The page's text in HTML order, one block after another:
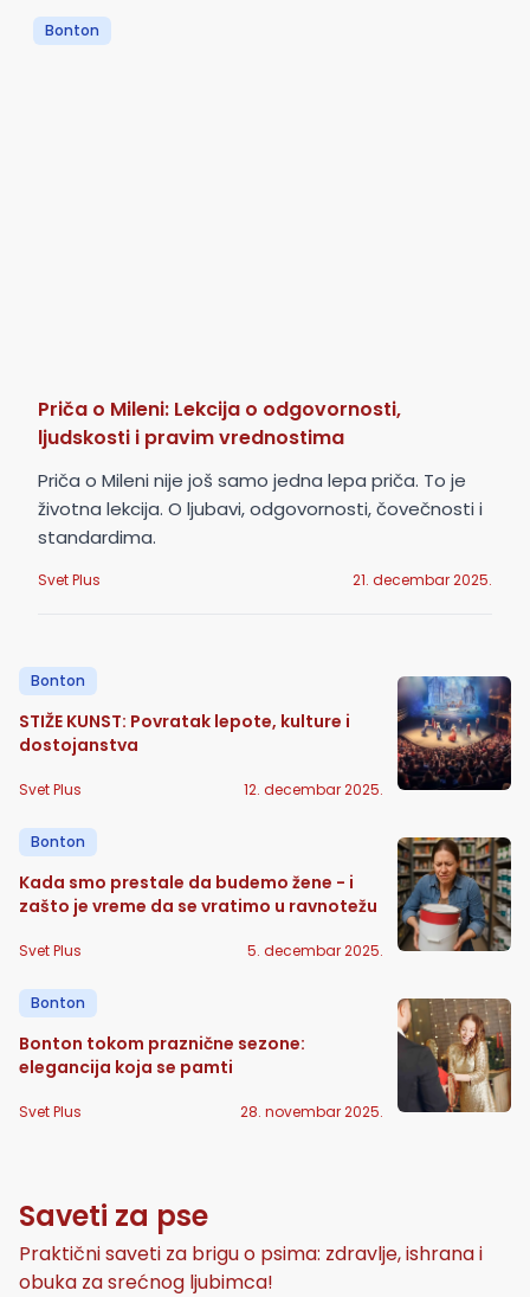
Bonton
Priča o Mileni: Lekcija o odgovornosti,
ljudskosti i pravim vrednostima
Priča o Mileni nije još samo jedna lepa priča. To je
životna lekcija. O ljubavi, odgovornosti, čovečnosti i
standardima.
Svet Plus 21. decembar 2025.
Bonton
STIŽE KUNST: Povratak lepote, kulture i
dostojanstva
Svet Plus 12. decembar 2025.
Bonton
Kada smo prestale da budemo žene - i
zašto je vreme da se vratimo u ravnotežu
Svet Plus 5. decembar 2025.
Bonton
Bonton tokom praznične sezone:
elegancija koja se pamti
Svet Plus 28. novembar 2025.
Saveti za pse
Praktični saveti za brigu o psima: zdravlje, ishrana i
obuka za srećnog ljubimca!